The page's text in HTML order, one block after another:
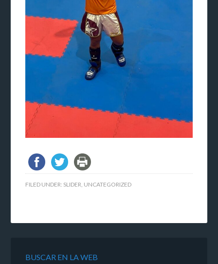
FILED UNDER: SLIDER UNCATEGORIZED
BUSCAR EN LA WEB